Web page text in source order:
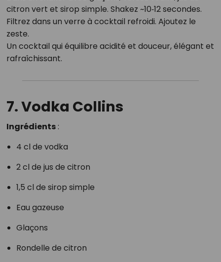
citron vert et sirop simple. Shakez ~10‑12 secondes.
Filtrez dans un verre à cocktail refroidi. Ajoutez le
zeste.
Un cocktail qui équilibre acidité et douceur, élégant et
rafraîchissant.
7. Vodka Collins
Ingrédients:
4 cl de vodka
2 cl de jus de citron
1,5 cl de sirop simple
Eau gazeuse
Glaçons
Rondelle de citron